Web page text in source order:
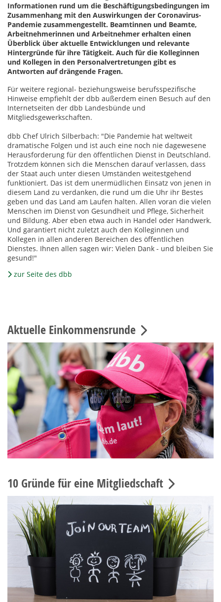
Informationen rund um die Beschäftigungsbedingungen im
Zusammenhang mit den Auswirkungen der Coronavirus-
Pandemie zusammengestellt. Beamtinnen und Beamte,
Arbeitnehmerinnen und Arbeitnehmer erhalten einen
Überblick über aktuelle Entwicklungen und relevante
Hintergründe für ihre Tätigkeit. Auch für die Kolleginnen
und Kollegen in den Personalvertretungen gibt es
Antworten auf drängende Fragen.
Für weitere regional- beziehungsweise berufsspezifische
Hinweise empfiehlt der dbb außerdem einen Besuch auf den
Internetseiten der dbb Landesbünde und
Mitgliedsgewerkschaften.
dbb Chef Ulrich Silberbach: "Die Pandemie hat weltweit
dramatische Folgen und ist auch eine noch nie dagewesene
Herausforderung für den öffentlichen Dienst in Deutschland.
Trotzdem können sich die Menschen darauf verlassen, dass
der Staat auch unter diesen Umständen weitestgehend
funktioniert. Das ist dem unermüdlichen Einsatz von jenen in
diesem Land zu verdanken, die rund um die Uhr ihr Bestes
geben und das Land am Laufen halten. Allen voran die vielen
Menschen im Dienst von Gesundheit und Pflege, Sicherheit
und Bildung. Aber eben etwa auch in Handel oder Handwerk.
Und garantiert nicht zuletzt auch den Kolleginnen und
Kollegen in allen anderen Bereichen des öffentlichen
Dienstes. Ihnen allen sagen wir: Vielen Dank - und bleiben Sie
gesund!"
zur Seite des dbb
Aktuelle Einkommensrunde
10 Gründe für eine Mitgliedschaft